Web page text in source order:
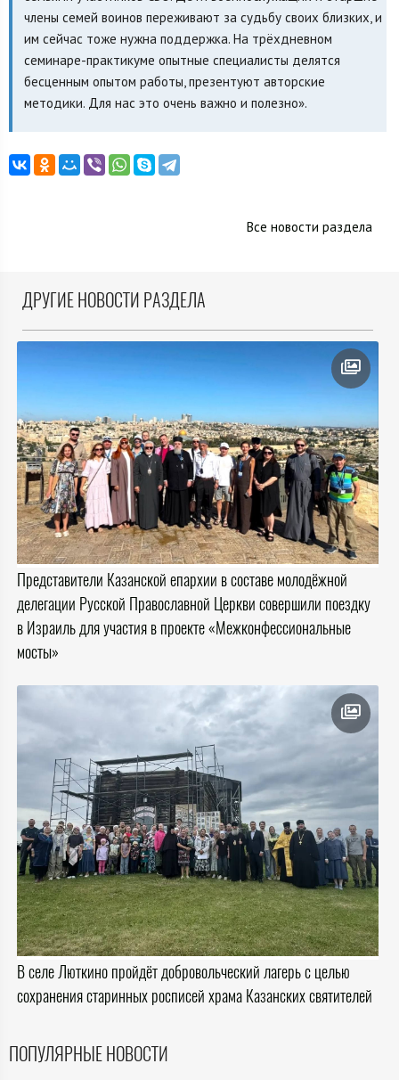
члены семей воинов переживают за судьбу своих близких, и
им сейчас тоже нужна поддержка. На трёхдневном
семинаре-практикуме опытные специалисты делятся
бесценным опытом работы, презентуют авторские
методики. Для нас это очень важно и полезно».
Все новости раздела
ДРУГИЕ НОВОСТИ РАЗДЕЛА
Представители Казанской епархии в составе молодёжной
делегации Русской Православной Церкви совершили поездку
в Израиль для участия в проекте «Межконфессиональные
мосты»
В селе Люткино пройдёт добровольческий лагерь с целью
сохранения старинных росписей храма Казанских святителей
ПОПУЛЯРНЫЕ НОВОСТИ